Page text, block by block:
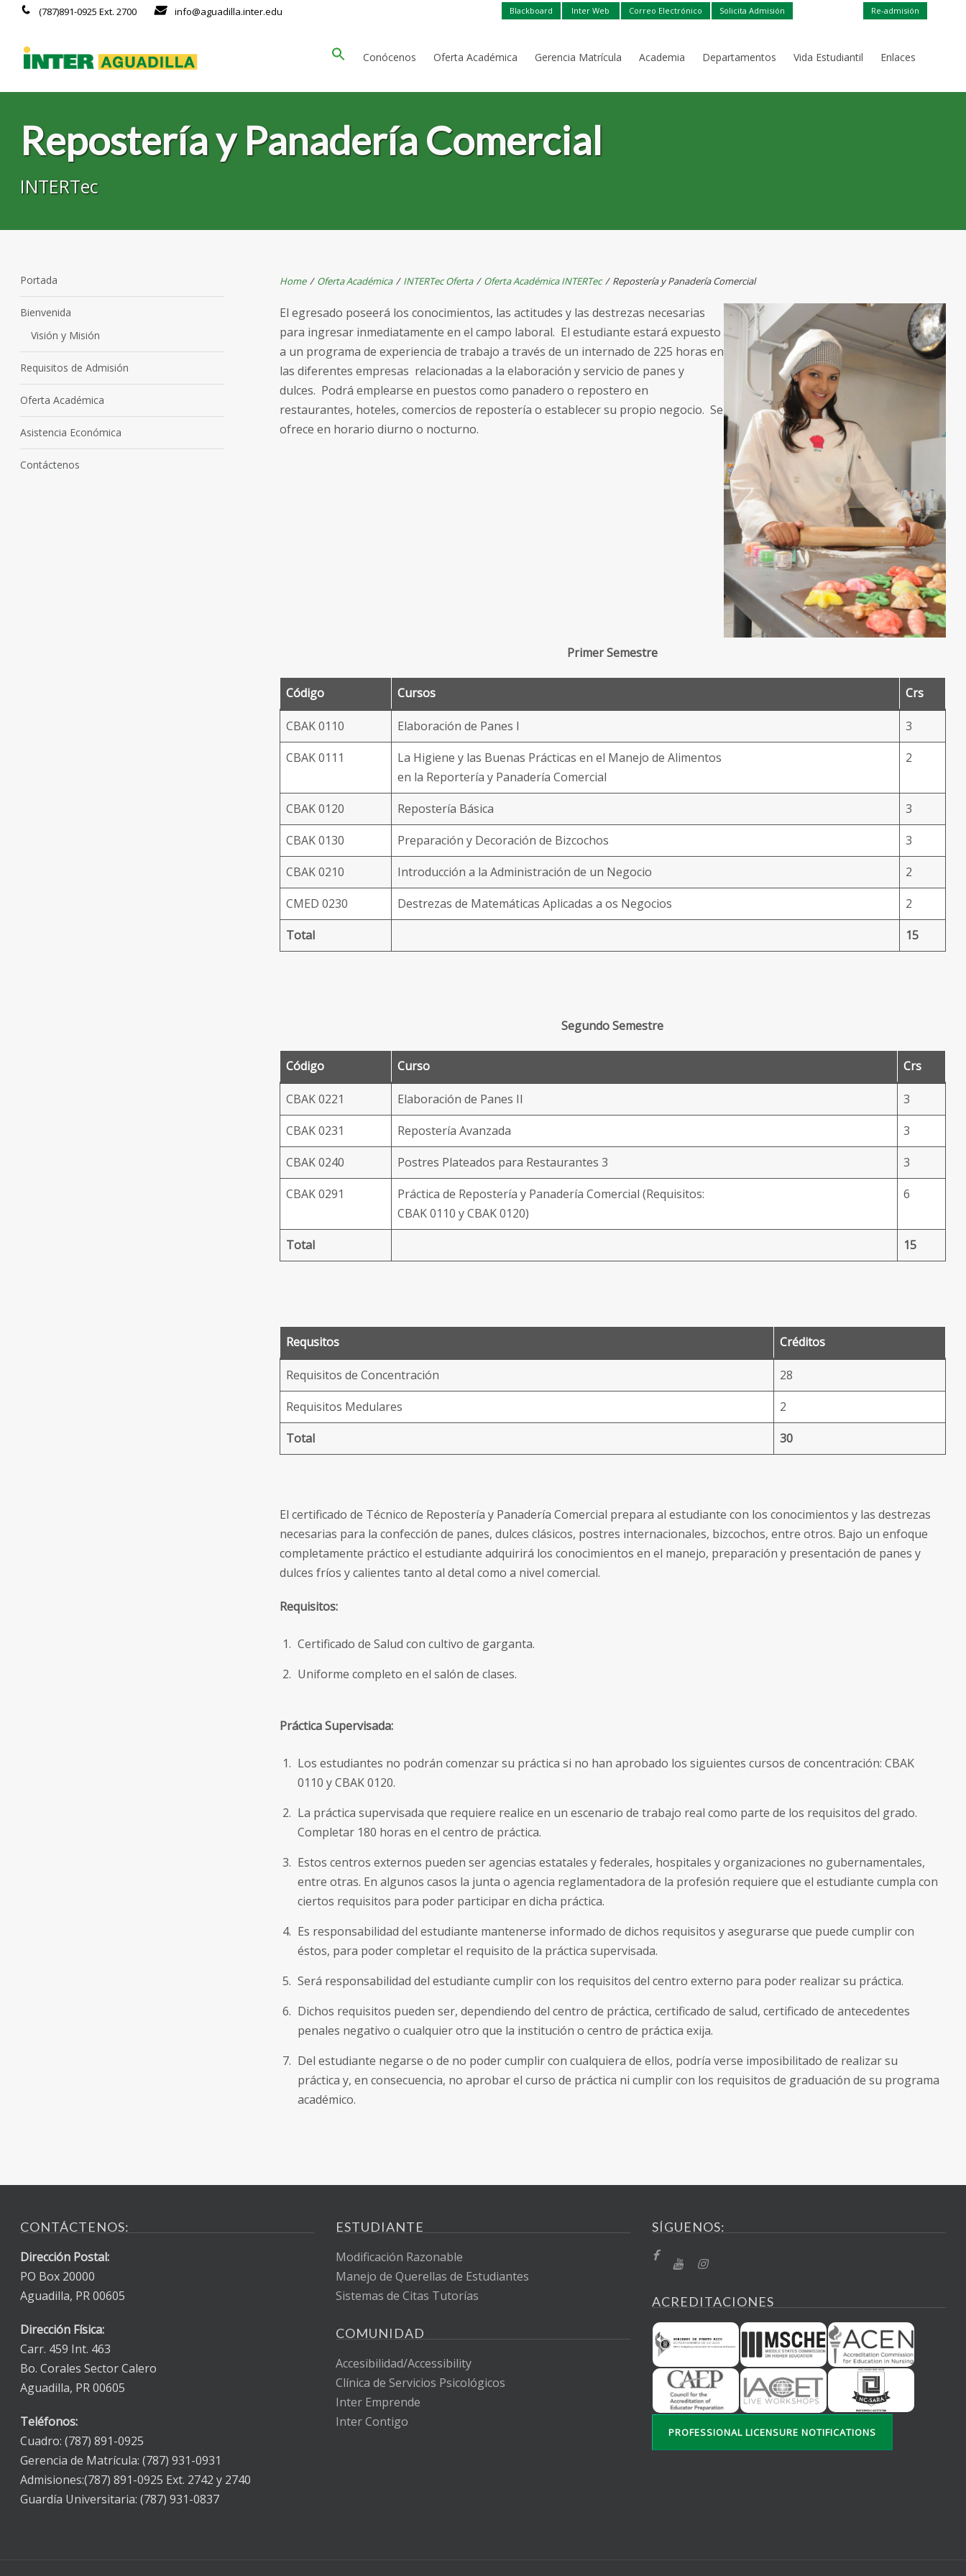
Blackboard Inter Web Correo Electrónico Solicita Admisión Re-admisión
(787)891-0925 Ext. 2700 info@aguadilla.inter.edu
Conócenos Oferta Académica Gerencia Matrícula Academia Departamentos Vida Estudiantil Enlaces
Repostería y Panadería Comercial
INTERTec
Home / Oferta Académica / INTERTec Oferta / Oferta Académica INTERTec/ Repostería y Panadería Comercial
El egresado poseerá los conocimientos, las actitudes y las destrezas necesarias
para ingresar inmediatamente en el campo laboral. El estudiante estará expuesto
a un programa de experiencia de trabajo a través de un internado de 225 horas en
las diferentes empresas relacionadas a la elaboración y servicio de panes y
dulces. Podrá emplearse en puestos como panadero o repostero en
restaurantes, hoteles, comercios de repostería o establecer su propio negocio. Se
ofrece en horario diurno o nocturno.
Primer Semestre
Código Cursos Crs
CBAK 0110 Elaboración de Panes I
3
CBAK 0111
La Higiene y las Buenas Prácticas en el Manejo de Alimentos
en la Reportería y Panadería Comercial
2
CBAK 0120 Repostería Básica
3
CBAK 0130
Preparación y Decoración de Bizcochos
3
CBAK 0210
Introducción a la Administración de un Negocio
2
CMED 0230
Destrezas de Matemáticas Aplicadas a os Negocios
2
Total
15
Segundo Semestre
Código Curso Crs
CBAK 0221 Elaboración de Panes II
3
CBAK 0231
Repostería Avanzada
3
CBAK 0240
Postres Plateados para Restaurantes 3
3
CBAK 0291
Práctica de Repostería y Panadería Comercial (Requisitos:
CBAK 0110 y CBAK 0120)
6
Total 15
Requsitos Créditos
Requisitos de Concentración
28
Requisitos Medulares
2
Total
30
El certificado de Técnico de Repostería y Panadería Comercial prepara al estudiante con los conocimientos y las destrezas
necesarias para la confección de panes, dulces clásicos, postres internacionales, bizcochos, entre otros. Bajo un enfoque
completamente práctico el estudiante adquirirá los conocimientos en el manejo, preparación y presentación de panes y
dulces fríos y calientes tanto al detal como a nivel comercial.
Requisitos:
Certificado de Salud con cultivo de garganta.
Uniforme completo en el salón de clases.
Práctica Supervisada:
Los estudiantes no podrán comenzar su práctica si no han aprobado los siguientes cursos de concentración: CBAK
0110 y CBAK 0120.
La práctica supervisada que requiere realice en un escenario de trabajo real como parte de los requisitos del grado.
Completar 180 horas en el centro de práctica.
Estos centros externos pueden ser agencias estatales y federales, hospitales y organizaciones no gubernamentales,
entre otras. En algunos casos la junta o agencia reglamentadora de la profesión requiere que el estudiante cumpla con
ciertos requisitos para poder participar en dicha práctica.
Es responsabilidad del estudiante mantenerse informado de dichos requisitos y asegurarse que puede cumplir con
éstos, para poder completar el requisito de la práctica supervisada.
Será responsabilidad del estudiante cumplir con los requisitos del centro externo para poder realizar su práctica.
Dichos requisitos pueden ser, dependiendo del centro de práctica, certificado de salud, certificado de antecedentes
penales negativo o cualquier otro que la institución o centro de práctica exija.
Del estudiante negarse o de no poder cumplir con cualquiera de ellos, podría verse imposibilitado de realizar su
práctica y, en consecuencia, no aprobar el curso de práctica ni cumplir con los requisitos de graduación de su programa
académico.
Portada
Bienvenida
Visión y Misión
Requisitos de Admisión
Oferta Académica
Asistencia Económica
Contáctenos
CONTÁCTENOS:
Dirección Postal:
PO Box 20000
Aguadilla, PR 00605
Dirección Física:
Carr. 459 Int. 463
Bo. Corales Sector Calero
Aguadilla, PR 00605
Teléfonos:
Cuadro: (787) 891-0925
Gerencia de Matrícula: (787) 931-0931
Admisiones:(787) 891-0925 Ext. 2742 y 2740
Guardía Universitaria: (787) 931-0837
ESTUDIANTE
Modificación Razonable
Manejo de Querellas de Estudiantes
Sistemas de Citas Tutorías
COMUNIDAD
Accesibilidad/Accessibility
Clínica de Servicios Psicológicos
Inter Emprende
Inter Contigo
SÍGUENOS:
ACREDITACIONES
PROFESSIONAL LICENSURE NOTIFICATIONS